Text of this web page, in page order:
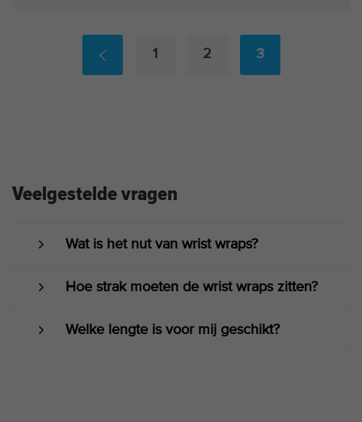
1 2 3
Veelgestelde vragen
Wat is het nut van wrist wraps?
Hoe strak moeten de wrist wraps zitten?
Welke lengte is voor mij geschikt?